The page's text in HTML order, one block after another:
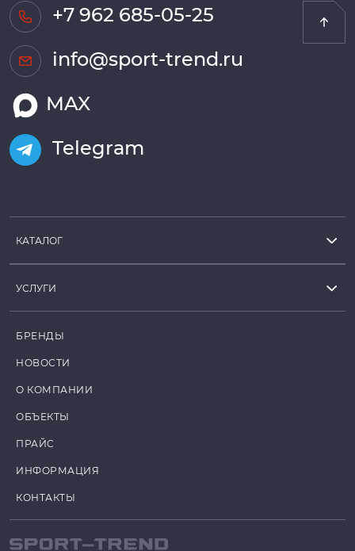
+7 962 685-05-25
info@sport-trend.ru
MAX
Telegram
КАТАЛОГ
УСЛУГИ
БРЕНДЫ
НОВОСТИ
О КОМПАНИИ
ОБЪЕКТЫ
ПРАЙС
ИНФОРМАЦИЯ
КОНТАКТЫ